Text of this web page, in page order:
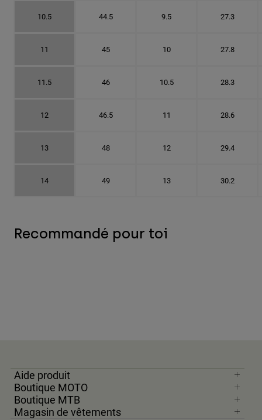
10.5 44.5 9.5 27.3
11 45 10 27.8
11.5 46 10.5 28.3
12 46.5 11 28.6
13 48 12 29.4
14 49 13 30.2
Recommandé pour toi
Aide produit
Boutique MOTO
Boutique MTB
Magasin de vêtements